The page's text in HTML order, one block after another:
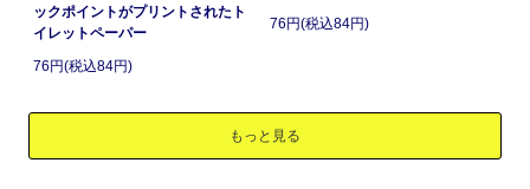
ックポイントがプリントされたト
イレットペーパー
76円(税込84円)
76円(税込84円)
もっと見る